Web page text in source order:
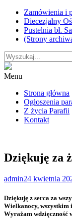
Skip
content
Zamówienia i
Diecezjalny
Pustelnia bł.
(Strony
Menu
Strona główna
Ogłoszenia
Z życia Parafii
Kontakt
Dziękuję za
admin24 kwietnia
Dziękuję z serca za
Wielkanocy, wszystkim
Wyrażam wdzięczność